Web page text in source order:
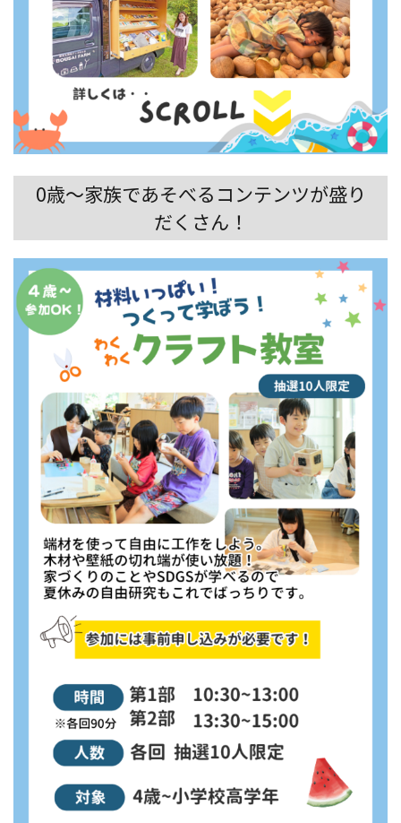
0歳～家族であそべるコンテンツが盛り
だくさん！